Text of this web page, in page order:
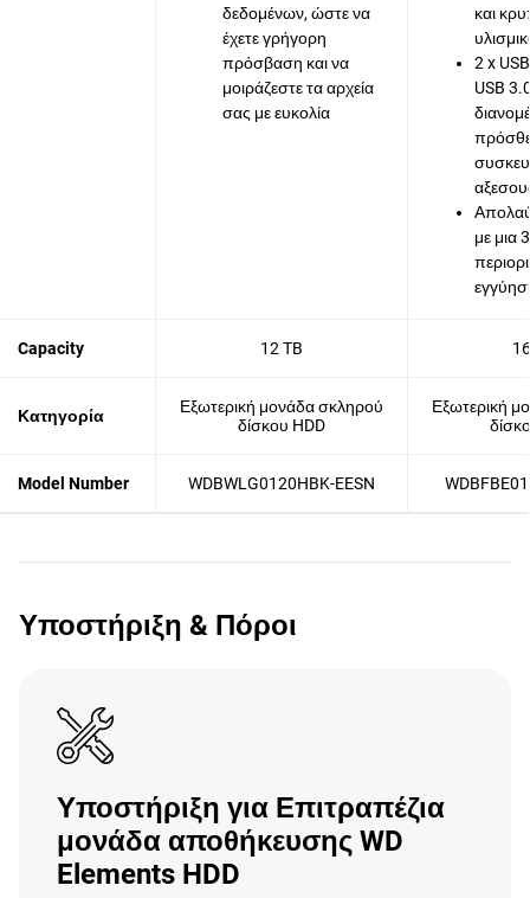
δεδομένων, ώστε να
έχετε γρήγορη
πρόσβαση και να
μοιράζεστε τα αρχεία
σας με ευκολία
και
2 x
USB
με μια
Capacity 12 TB
Κατηγορία
Εξωτερική μονάδα σκληρού
δίσκου HDD
Εξωτερική
Model Number WDBWLG0120HBK-EESN
Υποστήριξη & Πόροι
Υποστήριξη για Επιτραπέζια
μονάδα αποθήκευσης WD
Elements HDD